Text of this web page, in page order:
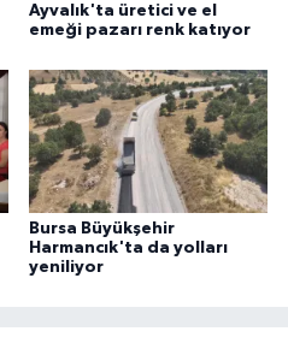
Ayvalık'ta üretici ve el
emeği pazarı renk katıyor
Bursa Büyükşehir
Harmancık'ta da yolları
yeniliyor